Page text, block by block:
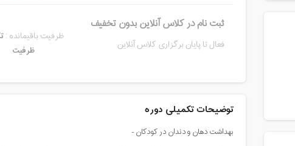
ثبت نام در کلاس آنلاین بدون تخفیف
فعال تا پایان برگزاری کلاس آنلاین
ظرفیت باقیمانده :
ظرفیت
توضیحات تکمیلی دوره
بهداشت دهان و دندان در کودکان -